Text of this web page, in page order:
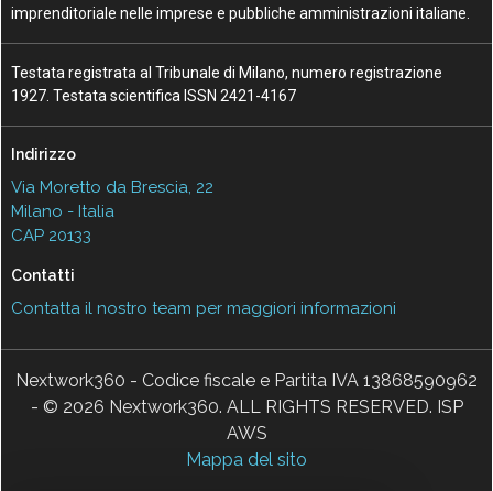
imprenditoriale nelle imprese e pubbliche amministrazioni italiane.
Testata registrata al Tribunale di Milano, numero registrazione
1927. Testata scientifica ISSN 2421-4167
Indirizzo
Via Moretto da Brescia, 22
Milano - Italia
CAP 20133
Contatti
Contatta il nostro team per maggiori informazioni
Nextwork360 - Codice fiscale e Partita IVA 13868590962
- © 2026 Nextwork360. ALL RIGHTS RESERVED. ISP
AWS
Mappa del sito